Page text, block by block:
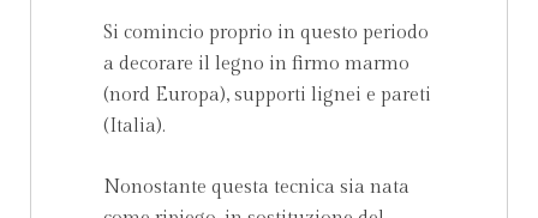
Si comincio proprio in questo periodo
a decorare il legno in firmo marmo
(nord Europa), supporti lignei e pareti
(Italia).
Nonostante questa tecnica sia nata